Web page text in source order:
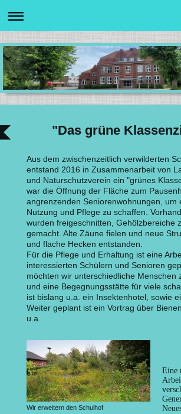
"Das grüne
Aus dem zwischenzeitlich verwilderten
entstand 2016 in Zusammenarbeit von
und Naturschutzverein ein "grünes
war die Öffnung der Fläche zum
angrenzenden Seniorenwohnungen, um
Nutzung und Pflege zu schaffen.
wurden freigeschnitten, Gehölzbereiche
gemacht. Alte Zäune fielen und neue
und flache Hecken entstanden.
Für die Pflege und Erhaltung ist eine
interessierten Schülern und Senioren
möchten wir unterschiedliche Menschen
und eine Begegnungsstätte für viele
ist bislang u.a. ein Insektenhotel, sowie
Weiter geplant ist ein Vortrag über
u.a.
Wir erweitern den Schulhof
Eine